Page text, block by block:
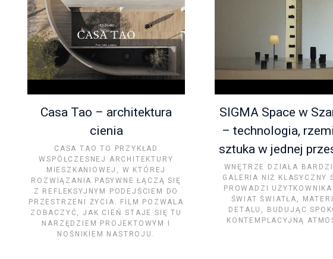
Casa Tao – architektura
cienia
CASA TAO TO PRZYKŁAD
WSPÓŁCZESNEJ ARCHITEKTURY
MIESZKANIOWEJ, W KTÓREJ
ROZWIĄZANIA PASYWNE ŁĄCZĄ SIĘ
Z REFLEKSYJNYM PODEJŚCIEM DO
PRZESTRZENI ŻYCIA. FILM POZWALA
ZOBACZYĆ, JAK CIEŃ STAJE SIĘ TU
NARZĘDZIEM PROJEKTOWYM I
NOŚNIKIEM NASTROJU.
SIGMA Space w
– technologia,
sztuka w jednej
WNĘTRZE DZIAŁA
GALERIA NIŻ KLASYCZNY
PROWADZI
ŚWIAT ŚWIATŁA,
DETALU, BUDUJĄC
KONTEMPLACYJNĄ